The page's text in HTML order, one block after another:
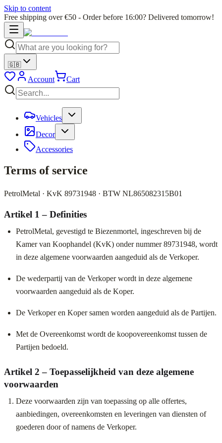
Skip to content
Free shipping over €50 - Order before 16:00? Delivered tomorrow!
🇬🇧
Account Cart
Vehicles
Decor
Accessories
Terms of service
PetrolMetal · KvK 89731948 · BTW NL865082315B01
Artikel 1 – Definities
PetrolMetal, gevestigd te Biezenmortel, ingeschreven bij de
Kamer van Koophandel (KvK) onder nummer 89731948, wordt
in deze algemene voorwaarden aangeduid als de Verkoper.
De wederpartij van de Verkoper wordt in deze algemene
voorwaarden aangeduid als de Koper.
De Verkoper en Koper samen worden aangeduid als de Partijen.
Met de Overeenkomst wordt de koopovereenkomst tussen de
Partijen bedoeld.
Artikel 2 – Toepasselijkheid van deze algemene
voorwaarden
Deze voorwaarden zijn van toepassing op alle offertes,
aanbiedingen, overeenkomsten en leveringen van diensten of
goederen door of namens de Verkoper.